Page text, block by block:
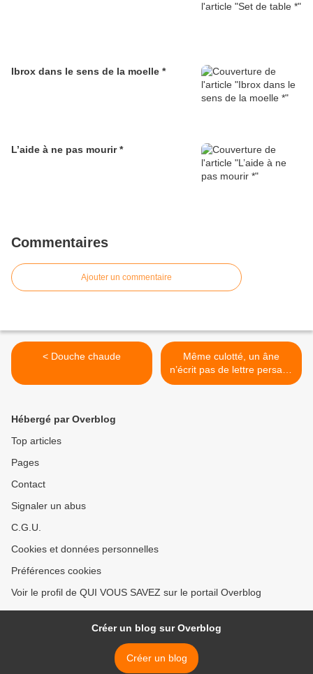
Ibrox dans le sens de la moelle *
L’aide à ne pas mourir *
Commentaires
Ajouter un commentaire
< Douche chaude
Même culotté, un âne
n’écrit pas de lettre persane
>
Hébergé par Overblog
Top articles
Pages
Contact
Signaler un abus
C.G.U.
Cookies et données personnelles
Préférences cookies
Voir le profil de QUI VOUS SAVEZ sur le portail Overblog
Créer un blog sur Overblog
Créer un blog